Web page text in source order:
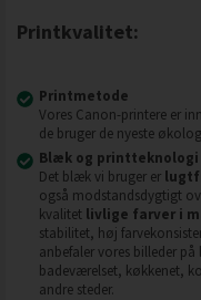
Printkvalitet:
Printmetode
Vores Canon-printere er
de bruger de nyeste
Blæk og printteknologi
Det blæk vi bruger er
også modstandsdygtigt
kvalitet livlige farver i
stabilitet, høj
anbefaler vores billeder
badeværelset, køkkenet,
andre steder.